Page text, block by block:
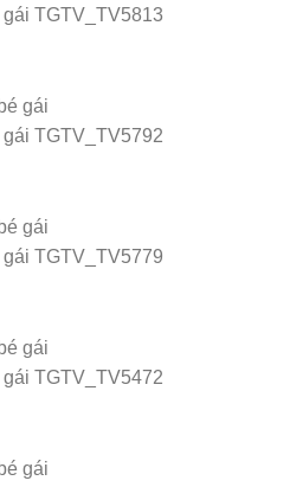
TGTV_TV5813
TGTV_TV5792
TGTV_TV5779
TGTV_TV5472